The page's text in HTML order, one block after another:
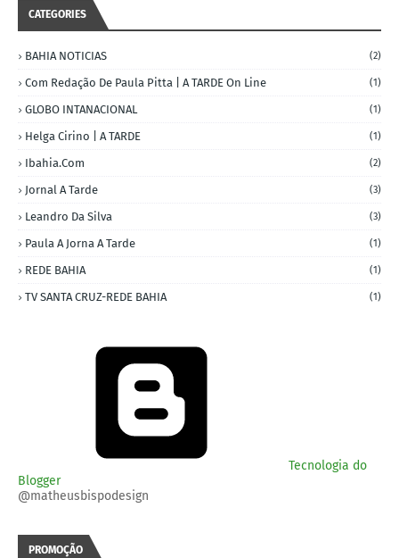
CATEGORIES
BAHIA NOTICIAS (2)
Com Redação De Paula Pitta | A TARDE On Line (1)
GLOBO INTANACIONAL (1)
Helga Cirino | A TARDE (1)
Ibahia.com (2)
Jornal A Tarde (3)
Leandro Da Silva (3)
Paula A Jorna A Tarde (1)
REDE BAHIA (1)
TV SANTA CRUZ-REDE BAHIA (1)
Tecnologia do
Blogger
@matheusbispodesign
PROMOÇÃO